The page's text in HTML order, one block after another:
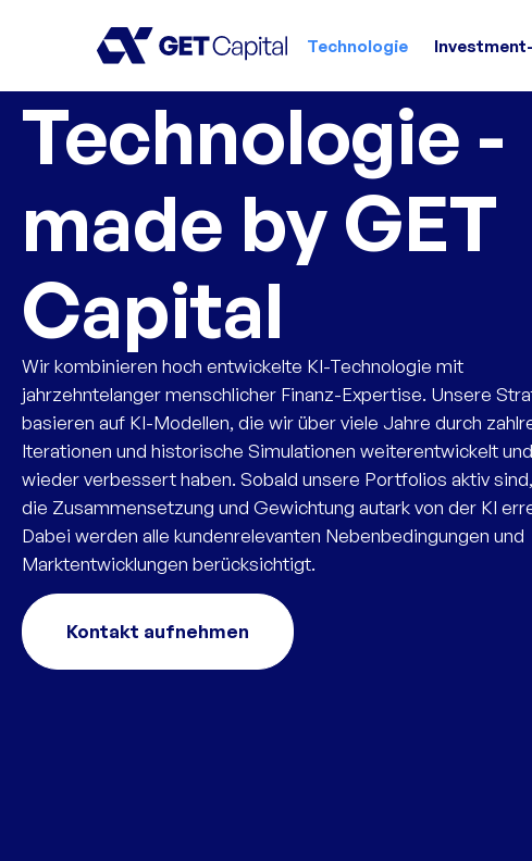
Technologie
Technologie -
made by GET
Capital
Wir kombinieren hoch entwickelte KI-Technologie mit
jahrzehntelanger menschlicher Finanz-Expertise. Unsere
basieren auf KI-Modellen, die wir über viele Jahre durch
Iterationen und historische Simulationen weiterentwickelt
wieder verbessert haben. Sobald unsere Portfolios aktiv
die Zusammensetzung und Gewichtung autark von der KI
Dabei werden alle kundenrelevanten Nebenbedingungen und
Marktentwicklungen berücksichtigt.
Kontakt aufnehmen